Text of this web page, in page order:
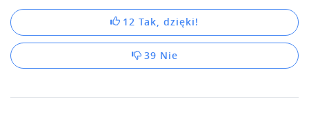
Kontakt
Odwiedź nas na:
12 Tak, dzięki!
39 Nie